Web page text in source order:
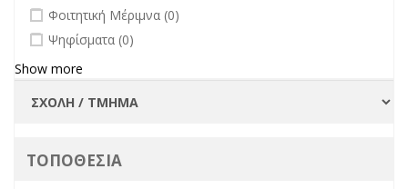
undefined
Φοιτητική Μέριμνα (0)
undefined
Ψηφίσματα (0)
Show more
ΤΟΠΟΘΕΣΙΑ